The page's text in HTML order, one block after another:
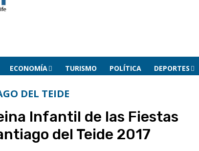
ECONOMÍA TURISMO POLÍTICA DEPORTES
DEL TEIDE
Infantil de las Fiestas
del Teide 2017